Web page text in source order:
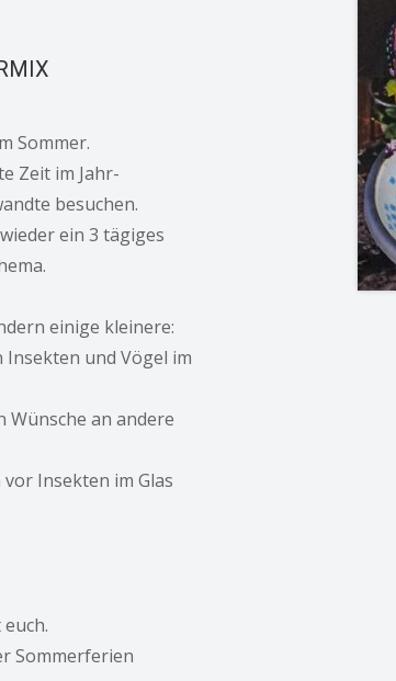
Sommer.
Zeit im Jahr-
besuchen.
ein 3 tägiges
einige kleinere:
Insekten und Vögel im
Wünsche an andere
vor Insekten im Glas
Sommerferien